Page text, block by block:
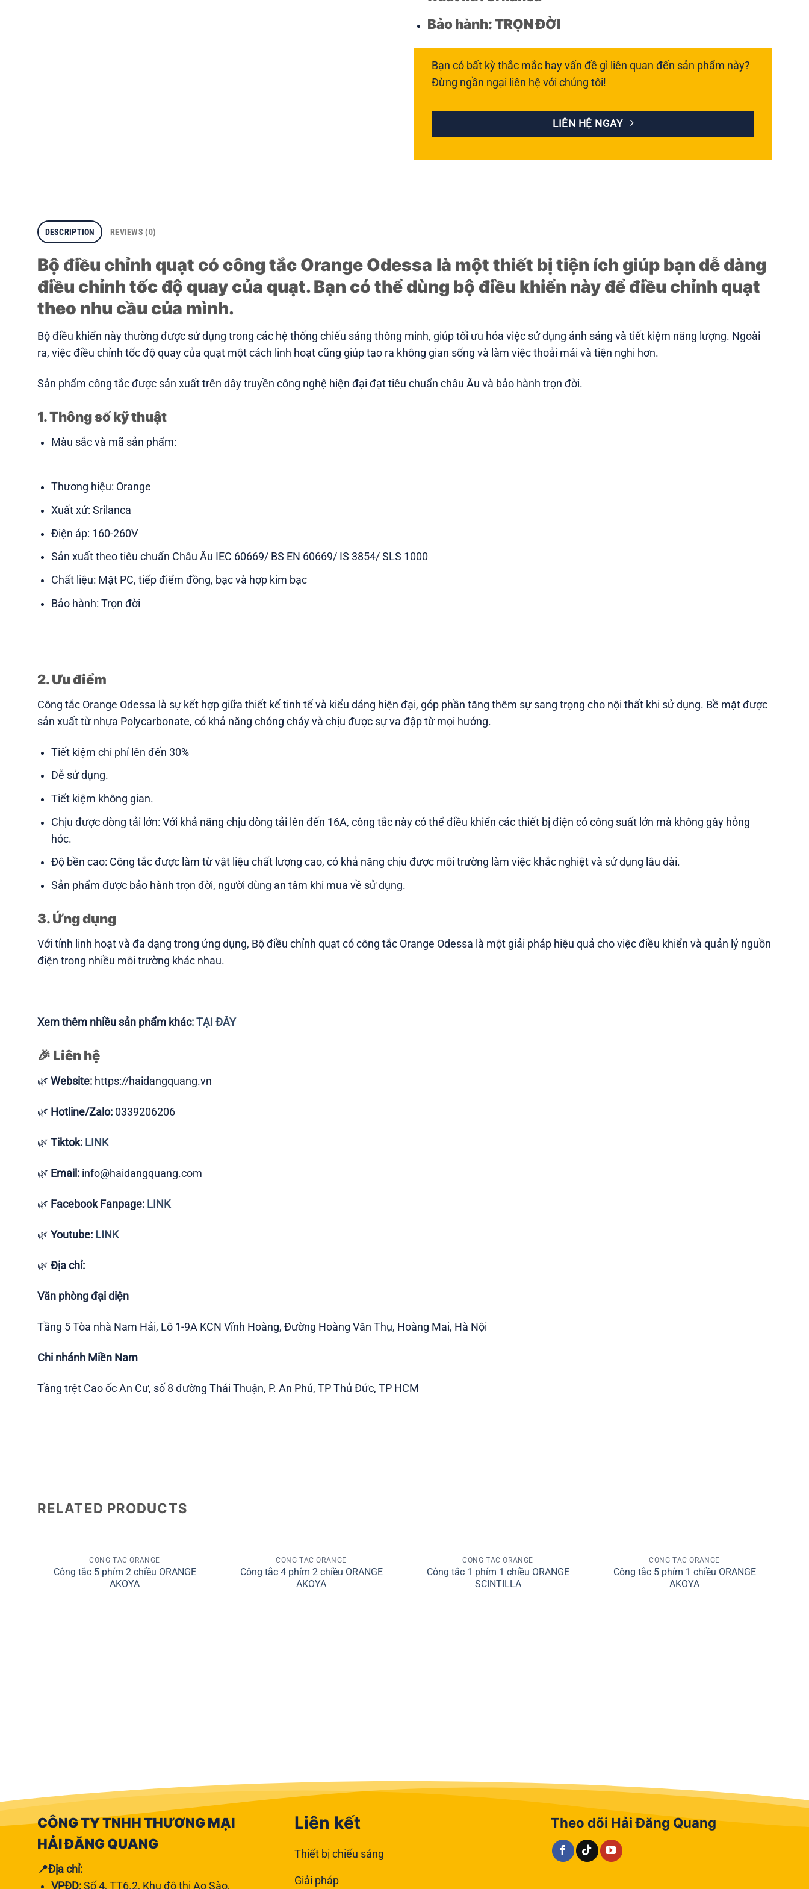
Bảo hành: TRỌN ĐỜI
Bạn có bất kỳ thắc mắc hay vấn đề gì liên quan đến sản phẩm này?
Đừng ngần ngại liên hệ với chúng tôi!
LIÊN HỆ NGAY
DESCRIPTION REVIEWS (0)
Bộ điều chỉnh quạt có công tắc Orange Odessa là một thiết bị tiện ích giúp bạn dễ dàng
điều chỉnh tốc độ quay của quạt. Bạn có thể dùng bộ điều khiển này để điều chỉnh quạt
theo nhu cầu của mình.
Bộ điều khiển này thường được sử dụng trong các hệ thống chiếu sáng thông minh, giúp tối ưu hóa việc sử dụng ánh sáng và tiết kiệm năng lượng. Ngoài
ra, việc điều chỉnh tốc độ quay của quạt một cách linh hoạt cũng giúp tạo ra không gian sống và làm việc thoải mái và tiện nghi hơn.
Sản phẩm công tắc được sản xuất trên dây truyền công nghệ hiện đại đạt tiêu chuẩn châu Âu và bảo hành trọn đời.
1. Thông số kỹ thuật
Màu sắc và mã sản phẩm:
Thương hiệu: Orange
Xuất xứ: Srilanca
Điện áp: 160-260V
Sản xuất theo tiêu chuẩn Châu Âu IEC 60669/ BS EN 60669/ IS 3854/ SLS 1000
Chất liệu: Mặt PC, tiếp điểm đồng, bạc và hợp kim bạc
Bảo hành: Trọn đời
2. Ưu điểm
Công tắc Orange Odessa là sự kết hợp giữa thiết kế tinh tế và kiểu dáng hiện đại, góp phần tăng thêm sự sang trọng cho nội thất khi sử dụng. Bề mặt được
sản xuất từ nhựa Polycarbonate, có khả năng chóng cháy và chịu được sự va đập từ mọi hướng.
Tiết kiệm chi phí lên đến 30%
Dễ sử dụng.
Tiết kiệm không gian.
Chịu được dòng tải lớn: Với khả năng chịu dòng tải lên đến 16A, công tắc này có thể điều khiển các thiết bị điện có công suất lớn mà không gây hỏng
hóc.
Độ bền cao: Công tắc được làm từ vật liệu chất lượng cao, có khả năng chịu được môi trường làm việc khắc nghiệt và sử dụng lâu dài.
Sản phẩm được bảo hành trọn đời, người dùng an tâm khi mua về sử dụng.
3. Ứng dụng
Với tính linh hoạt và đa dạng trong ứng dụng, Bộ điều chỉnh quạt có công tắc Orange Odessa là một giải pháp hiệu quả cho việc điều khiển và quản lý nguồn
điện trong nhiều môi trường khác nhau.
Xem thêm nhiều sản phẩm khác: TẠI ĐÂY
🎉 Liên hệ
🌿 Website: https://haidangquang.vn
🌿 Hotline/Zalo: 0339206206
🌿 Tiktok: LINK
🌿 Email: info@haidangquang.com
🌿 Facebook Fanpage: LINK
🌿 Youtube: LINK
🌿 Địa chỉ:
Văn phòng đại diện
Tầng 5 Tòa nhà Nam Hải, Lô 1-9A KCN Vĩnh Hoàng, Đường Hoàng Văn Thụ, Hoàng Mai, Hà Nội
Chi nhánh Miền Nam
Tầng trệt Cao ốc An Cư, số 8 đường Thái Thuận, P. An Phú, TP Thủ Đức, TP HCM
RELATED PRODUCTS
Add to
wishlist
CÔNG TẮC ORANGE
Công tắc 5 phím 2 chiều ORANGE
AKOYA
Add to
wishlist
CÔNG TẮC ORANGE
Công tắc 4 phím 2 chiều ORANGE
AKOYA
Add to
wishlist
CÔNG TẮC ORANGE
Công tắc 1 phím 1 chiều ORANGE
SCINTILLA
Add to
wishlist
CÔNG TẮC ORANGE
Công tắc 5 phím 1 chiều ORANGE
AKOYA
CÔNG TY TNHH THƯƠNG MẠI
HẢI ĐĂNG QUANG
📍Địa chỉ:
VPĐD: Số 4, TT6.2, Khu đô thị Ao Sào,
Liên kết
Thiết bị chiếu sáng
Giải pháp
Theo dõi Hải Đăng Quang